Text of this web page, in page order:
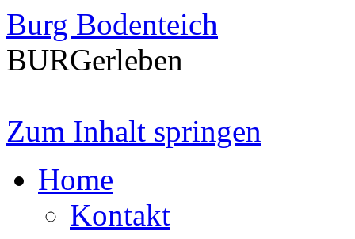
Burg Bodenteich
BURGerleben
Zum Inhalt springen
Home
Kontakt